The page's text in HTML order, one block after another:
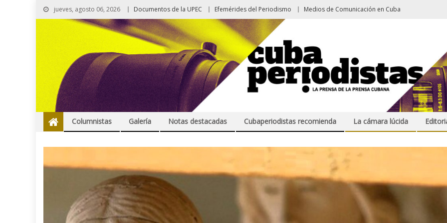
jueves, agosto 06, 2026 Documentos de la UPEC Efemérides del Periodismo Medios de Comunicación en Cuba
Columnistas Galería Notas destacadas Cubaperiodistas recomienda La cámara lúcida